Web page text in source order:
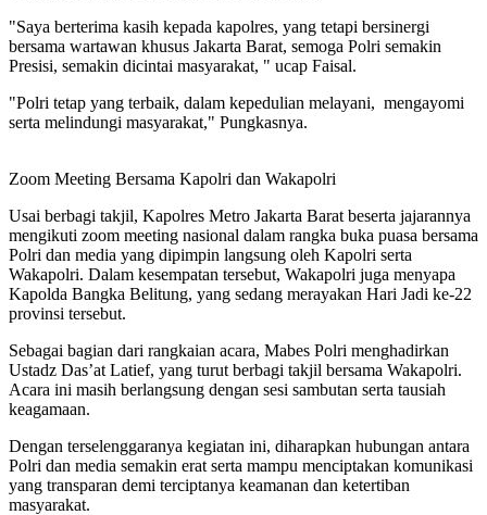
"Saya berterima kasih kepada kapolres, yang tetapi bersinergi
bersama wartawan khusus Jakarta Barat, semoga Polri semakin
Presisi, semakin dicintai masyarakat, " ucap Faisal.
"Polri tetap yang terbaik, dalam kepedulian melayani, mengayomi
serta melindungi masyarakat," Pungkasnya.
Zoom Meeting Bersama Kapolri dan Wakapolri
Usai berbagi takjil, Kapolres Metro Jakarta Barat beserta jajarannya
mengikuti zoom meeting nasional dalam rangka buka puasa bersama
Polri dan media yang dipimpin langsung oleh Kapolri serta
Wakapolri. Dalam kesempatan tersebut, Wakapolri juga menyapa
Kapolda Bangka Belitung, yang sedang merayakan Hari Jadi ke-22
provinsi tersebut.
Sebagai bagian dari rangkaian acara, Mabes Polri menghadirkan
Ustadz Das’at Latief, yang turut berbagi takjil bersama Wakapolri.
Acara ini masih berlangsung dengan sesi sambutan serta tausiah
keagamaan.
Dengan terselenggaranya kegiatan ini, diharapkan hubungan antara
Polri dan media semakin erat serta mampu menciptakan komunikasi
yang transparan demi terciptanya keamanan dan ketertiban
masyarakat.